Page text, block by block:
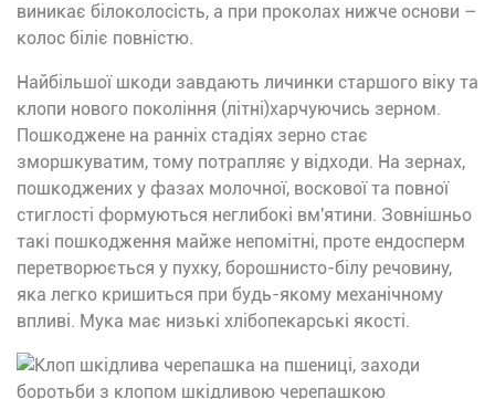
виникає білоколосість, а при проколах нижче основи –
колос біліє повністю.
Найбільшої шкоди завдають личинки старшого віку та
клопи нового покоління (літні)харчуючись зерном.
Пошкоджене на ранніх стадіях зерно стає
зморшкуватим, тому потрапляє у відходи. На зернах,
пошкоджених у фазах молочної, воскової та повної
стиглості формуються неглибокі вм'ятини. Зовнішньо
такі пошкодження майже непомітні, проте ендосперм
перетворюється у пухку, борошнисто-білу речовину,
яка легко кришиться при будь-якому механічному
впливі. Мука має низькі хлібопекарські якості.